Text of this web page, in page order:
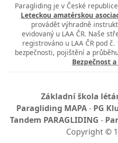
Paragliding je v České
Leteckou amatérskou
provádět výhradně
evidovaný u LAA ČR. Naše
registrováno u LAA ČR pod
bezpečnosti, pojištění a
Bezpečnost
Základní škola
Paragliding MAPA- PG
Tandem PARAGLIDING -
Copyright©